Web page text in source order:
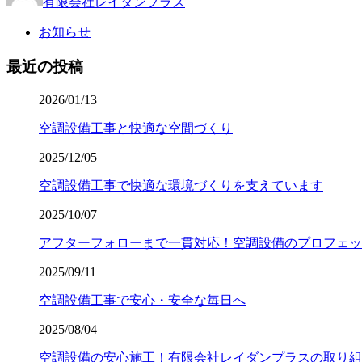
お知らせ
最近の投稿
2026/01/13
空調設備工事と快適な空間づくり
2025/12/05
空調設備工事で快適な環境づくりを支えています
2025/10/07
アフターフォローまで一貫対応！空調設備のプロフェッ
2025/09/11
空調設備工事で安心・安全な毎日へ
2025/08/04
空調設備の安心施工！有限会社レイダンプラスの取り